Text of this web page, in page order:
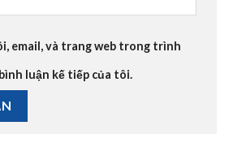
email, và trang web trong trình
luận kế tiếp của tôi.